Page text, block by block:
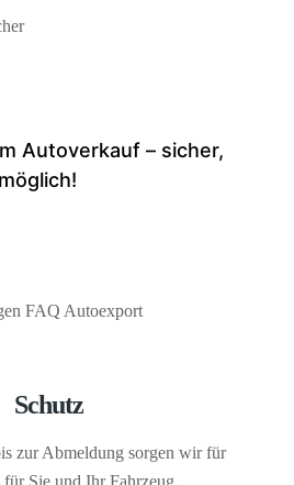
Auto­verkauf – sicher,
Schutz
zur Abmeldung sorgen wir für
für Sie und Ihr Fahrzeug.